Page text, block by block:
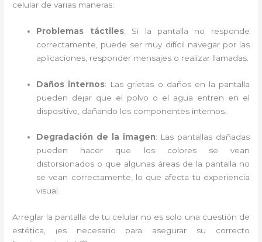
celular de varias maneras:
Problemas táctiles: Si la pantalla no responde
correctamente, puede ser muy difícil navegar por las
aplicaciones, responder mensajes o realizar llamadas.
Daños internos: Las grietas o daños en la pantalla
pueden dejar que el polvo o el agua entren en el
dispositivo, dañando los componentes internos.
Degradación de la imagen: Las pantallas dañadas
pueden hacer que los colores se vean
distorsionados o que algunas áreas de la pantalla no
se vean correctamente, lo que afecta tu experiencia
visual.
Arreglar la pantalla de tu celular no es solo una cuestión de
estética, ¡es necesario para asegurar su correcto